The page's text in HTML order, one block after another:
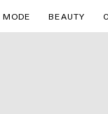
MODE BEAUTY